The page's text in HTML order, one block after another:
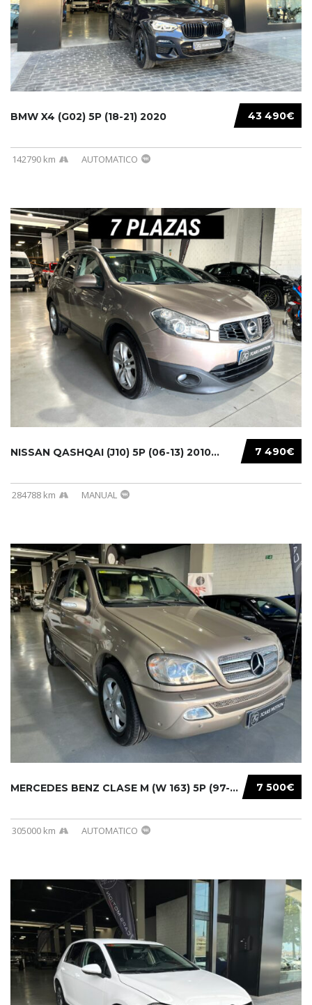
43 490€
BMW X4 (G02) 5P (18-21) 2020
142790 km AUTOMATICO
7 490€
NISSAN QASHQAI (J10) 5P (06-13) 2010...
284788 km MANUAL
7 500€
MERCEDES BENZ CLASE M (W 163) 5P (97-05) 200...
305000 km AUTOMATICO